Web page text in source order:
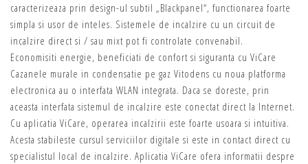
caracterizeaza prin design-ul subtil „Blackpanel“, functionarea foarte
simpla si usor de inteles. Sistemele de incalzire cu un circuit de
incalzire direct si / sau mixt pot fi controlate convenabil.
Economisiti energie, beneficiati de confort si siguranta cu ViCare
Cazanele murale in condensatie pe gaz Vitodens cu noua platforma
electronica au o interfata WLAN integrata. Daca se doreste, prin
aceasta interfata sistemul de incalzire este conectat direct la Internet.
Cu aplicatia ViCare, operarea incalzirii este foarte usoara si intuitiva.
Acesta stabileste cursul serviciilor digitale si este in contact direct cu
specialistul local de incalzire. Aplicatia ViCare ofera informatii despre